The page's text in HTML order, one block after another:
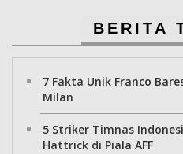
BERITA
7 Fakta Unik Franco
Milan
5 Striker Timnas
Hattrick di Piala AFF